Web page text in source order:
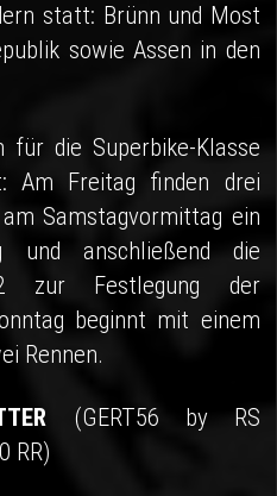
statt: Brünn und Most
sowie Assen in den
für die Superbike-Klasse
Am Freitag finden drei
Samstagvormittag ein
und anschließend die
zur Festlegung der
beginnt mit einem
Rennen.
(GERT56 by RS
RR)